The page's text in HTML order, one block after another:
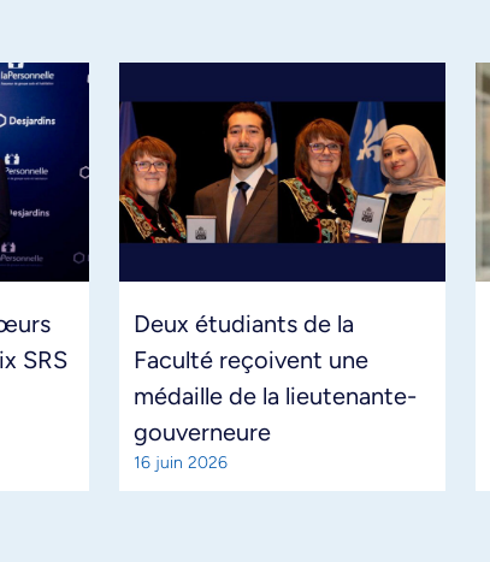
SRS
Deux étudiants de la
Faculté reçoivent une
médaille de la lieutenante-
gouverneure
16 juin 2026